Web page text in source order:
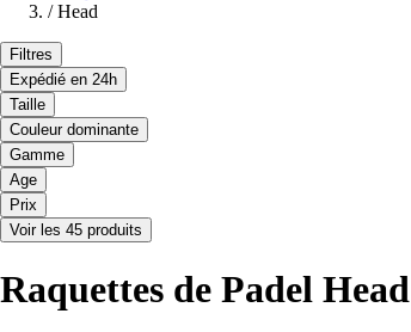
/ Head
Filtres
Expédié en 24h
Taille
Couleur dominante
Gamme
Age
Prix
Voir les 45 produits
Raquettes de Padel Head